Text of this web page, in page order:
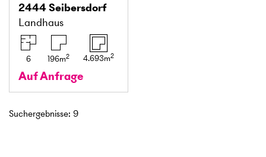
2444Seibersdorf
Landhaus
6 196m2 4.693m2
Auf Anfrage
Suchergebnisse: 9